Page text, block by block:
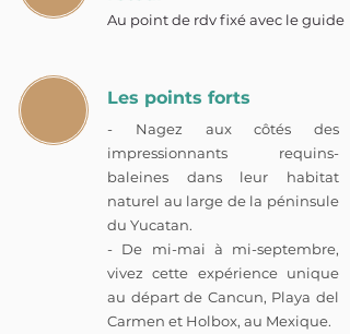
Au point de rdv fixé avec le guide
Les points forts
- Nagez aux côtés des
impressionnants requins-
baleines dans leur habitat
naturel au large de la péninsule
du Yucatan.
- De mi-mai à mi-septembre,
vivez cette expérience unique
au départ de Cancun, Playa del
Carmen et Holbox, au Mexique.